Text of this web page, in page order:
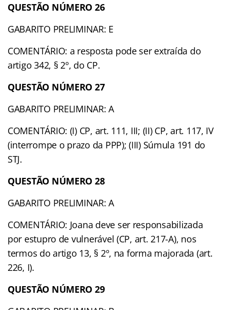
QUESTÃO NÚMERO 26
GABARITO PRELIMINAR: E
COMENTÁRIO: a resposta pode ser extraída do
artigo 342, § 2º, do CP.
QUESTÃO NÚMERO 27
GABARITO PRELIMINAR: A
COMENTÁRIO: (I) CP, art. 111, III; (II) CP, art. 117, IV
(interrompe o prazo da PPP); (III) Súmula 191 do
STJ.
QUESTÃO NÚMERO 28
GABARITO PRELIMINAR: A
COMENTÁRIO: Joana deve ser responsabilizada
por estupro de vulnerável (CP, art. 217-A), nos
termos do artigo 13, § 2º, na forma majorada (art.
226, I).
QUESTÃO NÚMERO 29